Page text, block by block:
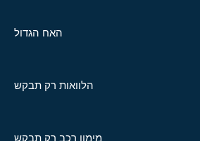
האח הגדול
הלוואות רק תבקש
מימון רכב רק תבקש